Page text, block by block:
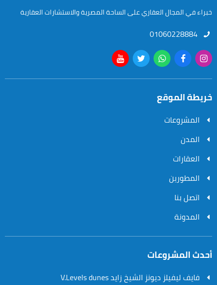
خبراء في المجال العقاري على الساحة المصرية والاستشارات العقارية
01060228884
خريطة الموقع
المشروعات
المدن
العقارات
المطورين
اتصل بنا
المدونة
أحدث المشروعات
فايف ليفيلز ديونز الشيخ زايد V.Levels dunes